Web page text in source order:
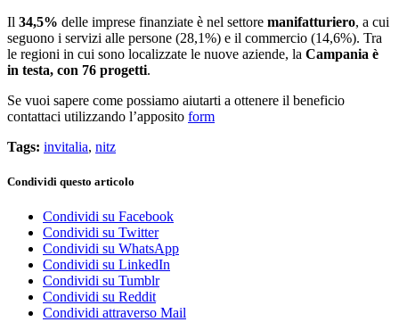
Il 34,5% delle imprese finanziate è nel settore manifatturiero, a cui
seguono i servizi alle persone (28,1%) e il commercio (14,6%). Tra
le regioni in cui sono localizzate le nuove aziende, la Campania è
in testa, con 76 progetti.
Se vuoi sapere come possiamo aiutarti a ottenere il beneficio
contattaci utilizzando l’apposito form
Tags: invitalia, nitz
Condividi questo articolo
Condividi su Facebook
Condividi su Twitter
Condividi su WhatsApp
Condividi su LinkedIn
Condividi su Tumblr
Condividi su Reddit
Condividi attraverso Mail